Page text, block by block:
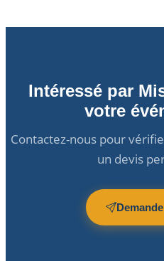
Intéressé par
votre
Contactez-nous pour
un devis